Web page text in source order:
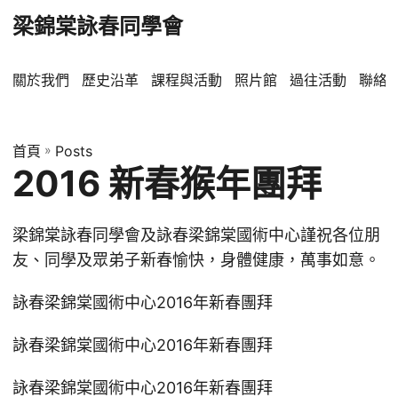
梁錦棠詠春同學會
關於我們 歷史沿革 課程與活動 照片館 過往活動 聯絡
首頁 » Posts
2016 新春猴年團拜
梁錦棠詠春同學會及詠春梁錦棠國術中心謹祝各位朋
友、同學及眾弟子新春愉快，身體健康，萬事如意。
詠春梁錦棠國術中心2016年新春團拜
詠春梁錦棠國術中心2016年新春團拜
詠春梁錦棠國術中心2016年新春團拜